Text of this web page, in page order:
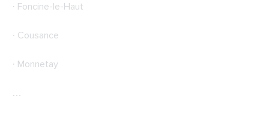
· Foncine-le-Haut
· Cousance
· Monnetay
…